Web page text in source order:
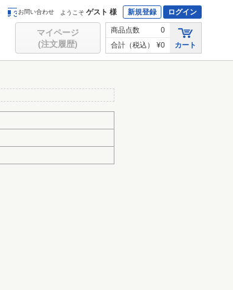
お問い合わせ ようこそ ゲスト 様 新規登録 ログイン
マイページ
(注文履歴)
商品点数
0
合計（税込）
¥0 カート